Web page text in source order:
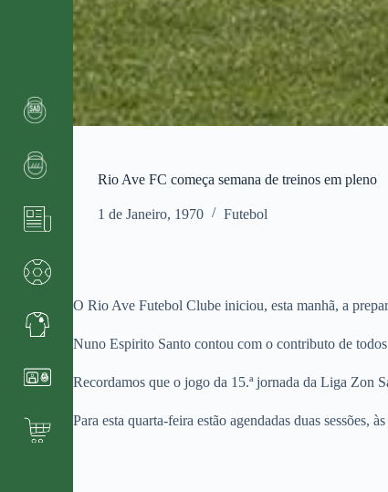
Rio Ave FC começa semana de treinos em pleno
1 de Janeiro, 1970 Futebol
O Rio Ave Futebol Clube iniciou, esta manhã, a
Nuno Espirito Santo contou com o contributo de
Recordamos que o jogo da 15.ª jornada da Liga Zon
Para esta quarta-feira estão agendadas duas sessões,